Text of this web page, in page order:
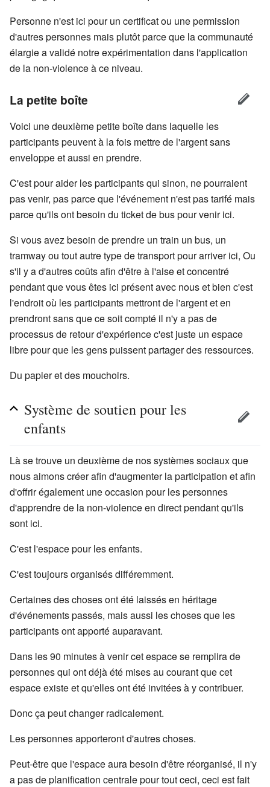
Personne n'est ici pour un certificat ou une permission
d'autres personnes mais plutôt parce que la communauté
élargie a validé notre expérimentation dans l'application
de la non-violence à ce niveau.
La petite boîte
Voici une deuxième petite boîte dans laquelle les
participants peuvent à la fois mettre de l'argent sans
enveloppe et aussi en prendre.
C'est pour aider les participants qui sinon, ne pourraient
pas venir, pas parce que l'événement n'est pas tarifé mais
parce qu'ils ont besoin du ticket de bus pour venir ici.
Si vous avez besoin de prendre un train un bus, un
tramway ou tout autre type de transport pour arriver ici, Ou
s'il y a d'autres coûts afin d'être à l'aise et concentré
pendant que vous êtes ici présent avec nous et bien c'est
l'endroit où les participants mettront de l'argent et en
prendront sans que ce soit compté il n'y a pas de
processus de retour d'expérience c'est juste un espace
libre pour que les gens puissent partager des ressources.
Du papier et des mouchoirs.
Système de soutien pour les
enfants
Là se trouve un deuxième de nos systèmes sociaux que
nous aimons créer afin d'augmenter la participation et afin
d'offrir également une occasion pour les personnes
d'apprendre de la non-violence en direct pendant qu'ils
sont ici.
C'est l'espace pour les enfants.
C'est toujours organisés différemment.
Certaines des choses ont été laissés en héritage
d'événements passés, mais aussi les choses que les
participants ont apporté auparavant.
Dans les 90 minutes à venir cet espace se remplira de
personnes qui ont déjà été mises au courant que cet
espace existe et qu'elles ont été invitées à y contribuer.
Donc ça peut changer radicalement.
Les personnes apporteront d'autres choses.
Peut-être que l'espace aura besoin d'être réorganisé, il n'y
a pas de planification centrale pour tout ceci, ceci est fait